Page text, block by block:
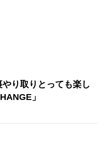
り取りとっても楽し
」